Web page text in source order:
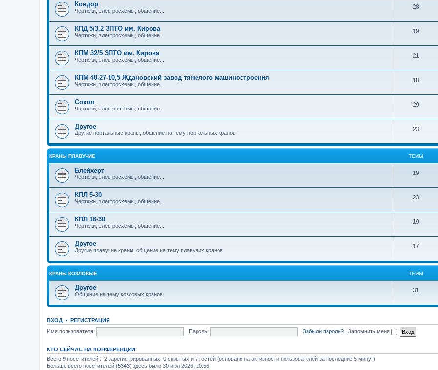
Кондор
Чертежи, электросхемы, общение...
28
КПД 5/3,2 ЗПТО им. Кирова
Чертежи, электросхемы, общение...
19
КПМ 32/5 ЗПТО им. Кирова
Чертежи, электросхемы, общение...
21
КПМ 40-27-10,5 Ждановский завод тяжелого машиностроения
Чертежи, электросхемы, общение...
18
Сокол
Чертежи, электросхемы, общение...
29
Другое
Другие портальные краны, общение на тему портальных кранов
23
КРАНЫ ПЛАВУЧИЕ ТЕМЫ
Блейхерт
Чертежи, электросхемы, общение...
19
КПЛ 5-30
Чертежи, электросхемы, общение...
23
КПЛ 16-30
Чертежи, электросхемы, общение...
19
Другое
Другие плавучие краны, общение на тему плавучих кранов
17
КРАНЫ КОЗЛОВЫЕ ТЕМЫ
Другое
Общение на тему козловых кранов
31
ВХОД • РЕГИСТРАЦИЯ
Имя пользователя:
Пароль: Забыли пароль? | Запомнить меня
КТО СЕЙЧАС НА КОНФЕРЕНЦИИ
Всего 9 посетителей :: 2 зарегистрированных, 0 скрытых и 7 гостей (основано на активности пользователей за последние 5 минут)
Больше всего посетителей (5343) здесь было 30 июл 2026, 20:56